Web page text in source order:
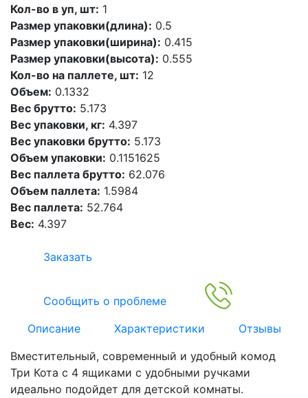
Кол-во в уп, шт: 1
Размер упаковки(длина): 0.5
Размер упаковки(ширина): 0.415
Размер упаковки(высота): 0.555
Кол-во на паллете, шт: 12
Объем: 0.1332
Вес брутто: 5.173
Вес упаковки, кг: 4.397
Вес упаковки брутто: 5.173
Объем упаковки: 0.1151625
Вес паллета брутто: 62.076
Объем паллета: 1.5984
Вес паллета: 52.764
Вес: 4.397
Заказать
Сообщить о проблеме
Описание
Характеристики
Отзывы
Вместительный, современный и удобный комод
Три Кота c 4 ящиками с удобными ручками
идеально подойдет для детской комнаты.